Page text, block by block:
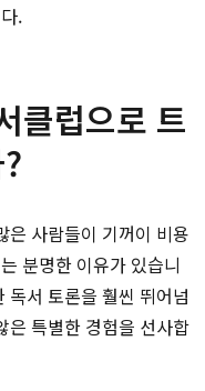
.
클럽으로 트
은 사람들이 기꺼이 비용
분명한 이유가 있습니
독서 토론을 훨씬 뛰어넘
은 특별한 경험을 선사합